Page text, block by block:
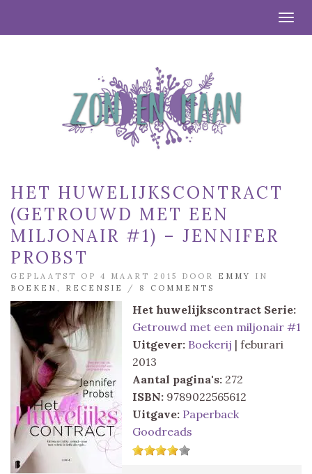
HET HUWELIJKSCONTRACT
(GETROUWD MET EEN
MILJONAIR #1) – JENNIFER
PROBST
GEPLAATST OP 4 MAART 2015 DOOR EMMY
IN
BOEKEN
RECENSIE / 8 COMMENTS
Het huwelijkscontract Serie:
Getrouwd met een miljonair #1
Uitgever: Boekerij | feburari
2013
Aantal pagina's: 272
ISBN: 9789022565612
Uitgave: Paperback
Goodreads